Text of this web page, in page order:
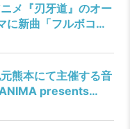
メ『刃牙道』のオー
に新曲「フルボコ」
熊本にて主催する音
presents
2026」の開